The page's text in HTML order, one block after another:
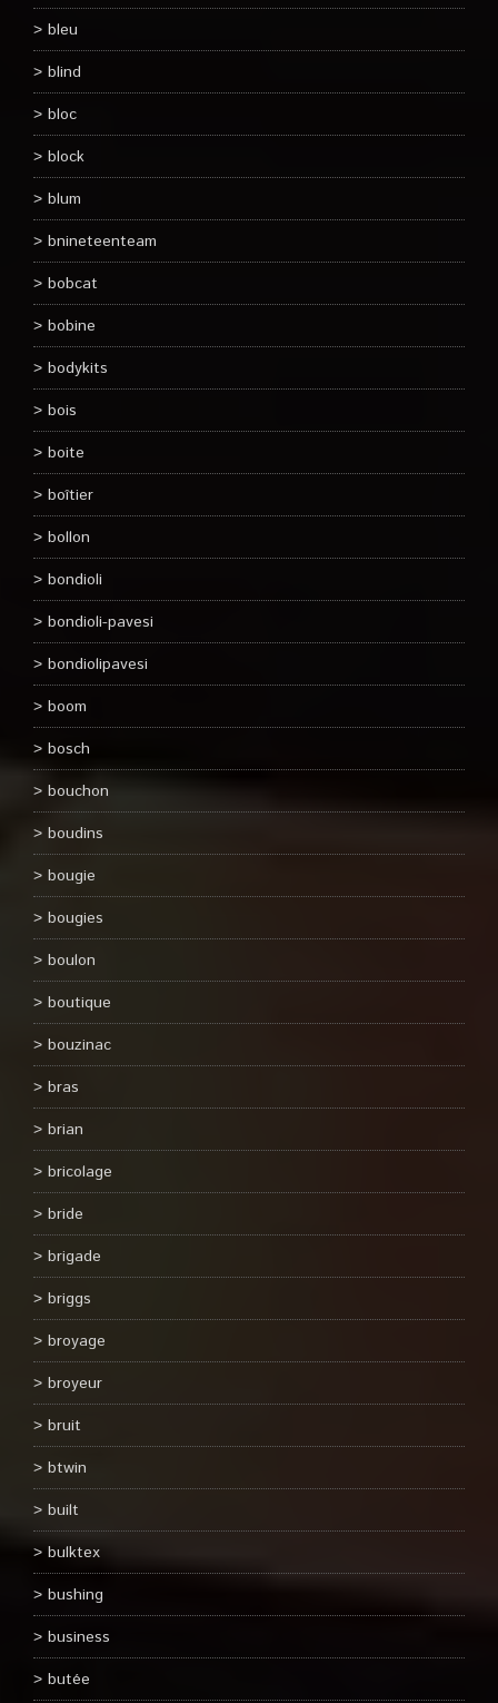
bleu
blind
bloc
block
blum
bnineteenteam
bobcat
bobine
bodykits
bois
boite
boîtier
bollon
bondioli
bondioli-pavesi
bondiolipavesi
boom
bosch
bouchon
boudins
bougie
bougies
boulon
boutique
bouzinac
bras
brian
bricolage
bride
brigade
briggs
broyage
broyeur
bruit
btwin
built
bulktex
bushing
business
butée